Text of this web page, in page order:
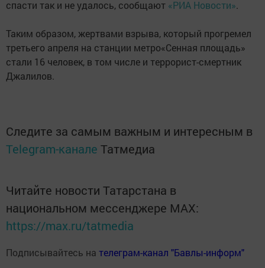
спасти так и не удалось, сообщают «РИА Новости».
Таким образом, жертвами взрыва, который прогремел
третьего апреля на станции метро«Сенная площадь»
стали 16 человек, в том числе и террорист-смертник
Джалилов.
Следите за самым важным и интересным в
Telegram-канале Татмедиа
Читайте новости Татарстана в
национальном мессенджере MАХ:
https://max.ru/tatmedia
Подписывайтесь на телеграм-канал "Бавлы-информ"